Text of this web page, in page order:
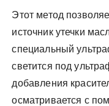
Этот метод
источник утечки
специальный
светится под
добавления
осматривается с